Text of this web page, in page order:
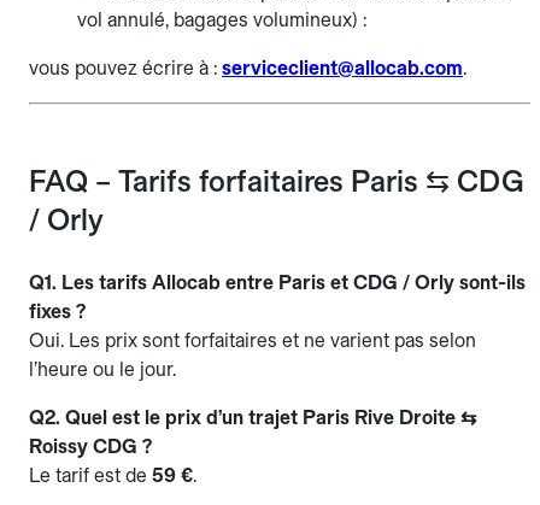
vol annulé, bagages volumineux) :
vous pouvez écrire à : serviceclient@allocab.com.
FAQ – Tarifs forfaitaires Paris ⇆ CDG
/ Orly
Q1. Les tarifs Allocab entre Paris et CDG / Orly sont-ils
fixes ?
Oui. Les prix sont forfaitaires et ne varient pas selon
l’heure ou le jour.
Q2. Quel est le prix d’un trajet Paris Rive Droite ⇆
Roissy CDG ?
Le tarif est de 59 €.